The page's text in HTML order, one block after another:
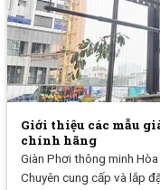
Giới thiệu các mẫu
chính hãng
Giàn Phơi thông minh
Chuyên cung cấp và lắp